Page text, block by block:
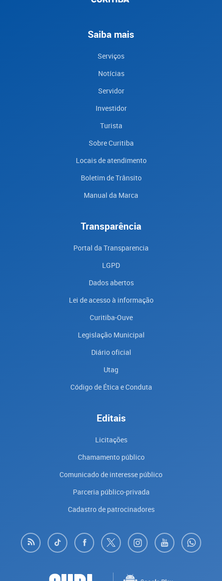
Saiba mais
Serviços
Notícias
Servidor
Investidor
Turista
Sobre Curitiba
Locais de atendimento
Boletim de Trânsito
Manual da Marca
Transparência
Portal da Transparencia
LGPD
Dados abertos
Lei de acesso à informação
Curitiba-Ouve
Legislação Municipal
Diário oficial
Utag
Código de Ética e Conduta
Editais
Licitações
Chamamento público
Comunicado de interesse público
Parceria público-privada
Cadastro de patrocinadores